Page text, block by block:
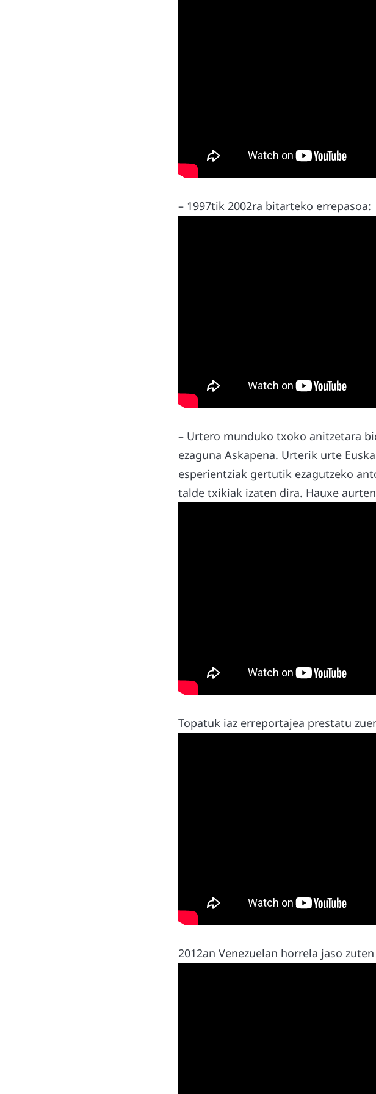
– 1997tik 2002ra bitarteko errepasoa:
– Urtero munduko txoko anitzetara
ezaguna Askapena. Urterik urte
esperientziak gertutik ezagutzeko
talde txikiak izaten dira. Hauxe
Topatuk iaz erreportajea prestatu
2012an Venezuelan horrela jaso